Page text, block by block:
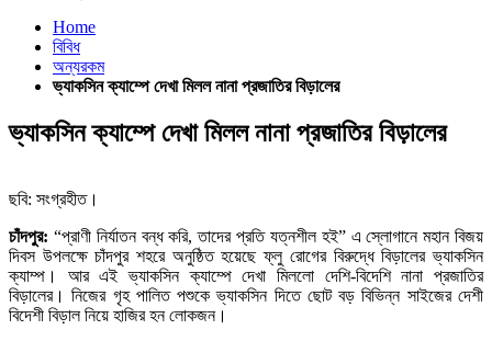
Home
বিবিধ
অন্যরকম
ভ্যাকসিন ক্যাম্পে দেখা মিলল নানা প্রজাতির বিড়ালের
ভ্যাকসিন ক্যাম্পে দেখা মিলল নানা প্রজাতির বিড়ালের
ছবি: সংগ্রহীত।
চাঁদপুর: “প্রাণী নির্যাতন বন্ধ করি, তাদের প্রতি যত্নশীল হই” এ স্লোগানে মহান বিজয়
দিবস উপলক্ষে চাঁদপুর শহরে অনুষ্ঠিত হয়েছে ফ্লু রোগের বিরুদ্ধে বিড়ালের ভ্যাকসিন
ক্যাম্প। আর এই ভ্যাকসিন ক্যাম্পে দেখা মিললো দেশি-বিদেশি নানা প্রজাতির
বিড়ালের। নিজের গৃহ পালিত পশুকে ভ্যাকসিন দিতে ছোট বড় বিভিন্ন সাইজের দেশী
বিদেশী বিড়াল নিয়ে হাজির হন লোকজন।